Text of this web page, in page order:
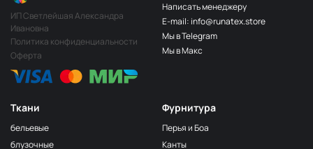
МП-20-198
2Т.Бирюзовый
МП-20-203/2
1Св.Бирюзовый
Аквамарин(Т.Бирюзовый)
МП-20-245
F222/2
Ткани
бельевые
блузочные
Фурнитура
Перья и Боа
Канты
ИП Светлейшая Александра
Ивановна
Политика конфиденциальности
Оферта
Написать менеджеру
E-mail: info@runatex.store
Мы в Telegram
Мы в Макс